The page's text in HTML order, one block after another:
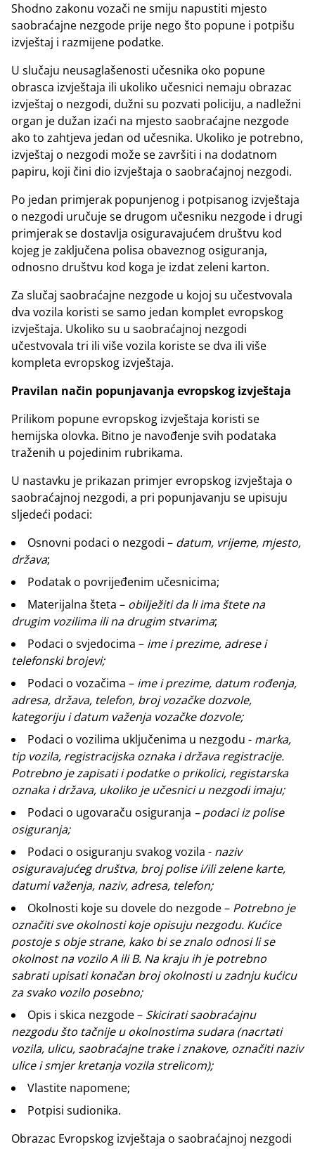
Shodno zakonu vozači ne smiju napustiti mjesto
saobraćajne nezgode prije nego što popune i potpišu
izvještaj i razmijene podatke.
U slučaju neusaglašenosti učesnika oko popune
obrasca izvještaja ili ukoliko učesnici nemaju obrazac
izvještaj o nezgodi, dužni su pozvati policiju, a nadležni
organ je dužan izaći na mjesto saobraćajne nezgode
ako to zahtjeva jedan od učesnika. Ukoliko je potrebno,
izvještaj o nezgodi može se završiti i na dodatnom
papiru, koji čini dio izvještaja o saobraćajnoj nezgodi.
Po jedan primjerak popunjenog i potpisanog izvještaja
o nezgodi uručuje se drugom učesniku nezgode i drugi
primjerak se dostavlja osiguravajućem društvu kod
kojeg je zaključena polisa obaveznog osiguranja,
odnosno društvu kod koga je izdat zeleni karton.
Za slučaj saobraćajne nezgode u kojoj su učestvovala
dva vozila koristi se samo jedan komplet evropskog
izvještaja. Ukoliko su u saobraćajnoj nezgodi
učestvovala tri ili više vozila koriste se dva ili više
kompleta evropskog izvještaja.
Pravilan način popunjavanja evropskog izvještaja
Prilikom popune evropskog izvještaja koristi se
hemijska olovka. Bitno je navođenje svih podataka
traženih u pojedinim rubrikama.
U nastavku je prikazan primjer evropskog izvještaja o
saobraćajnoj nezgodi, a pri popunjavanju se upisuju
sljedeći podaci:
Osnovni podaci o nezgodi – datum, vrijeme, mjesto,
država;
Podatak o povrijeđenim učesnicima;
Materijalna šteta – obilježiti da li ima štete na
drugim vozilima ili na drugim stvarima;
Podaci o svjedocima – ime i prezime, adrese i
telefonski brojevi;
Podaci o vozačima – ime i prezime, datum rođenja,
adresa, država, telefon, broj vozačke dozvole,
kategoriju i datum važenja vozačke dozvole;
Podaci o vozilima uključenima u nezgodu - marka,
tip vozila, registracijska oznaka i država registracije.
Potrebno je zapisati i podatke o prikolici, registarska
oznaka i država, ukoliko je učesnici u nezgodi imaju;
Podaci o ugovaraču osiguranja – podaci iz polise
osiguranja;
Podaci o osiguranju svakog vozila - naziv
osiguravajućeg društva, broj polise i/ili zelene karte,
datumi važenja, naziv, adresa, telefon;
Okolnosti koje su dovele do nezgode – Potrebno je
označiti sve okolnosti koje opisuju nezgodu. Kućice
postoje s obje strane, kako bi se znalo odnosi li se
okolnost na vozilo A ili B. Na kraju ih je potrebno
sabrati upisati konačan broj okolnosti u zadnju kućicu
za svako vozilo posebno;
Opis i skica nezgode – Skicirati saobraćajnu
nezgodu što tačnije u okolnostima sudara (nacrtati
vozila, ulicu, saobraćajne trake i znakove, označiti naziv
ulice i smjer kretanja vozila strelicom);
Vlastite napomene;
Potpisi sudionika.
Obrazac Evropskog izvještaja o saobraćajnoj nezgodi